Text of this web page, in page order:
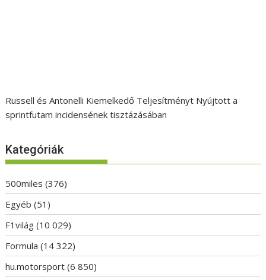
Russell és Antonelli Kiemelkedő Teljesítményt Nyújtott a
sprintfutam incidensének tisztázásában
Kategóriák
500miles (376)
Egyéb (51)
F1világ (10 029)
Formula (14 322)
hu.motorsport (6 850)